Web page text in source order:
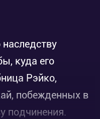
куда его
Рэйко,
побежденных в
подчинения.